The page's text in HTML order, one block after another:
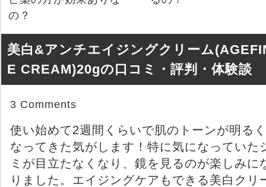
の？
美白&アンチエイジングクリーム
E CREAM)20gの口コミ・評判・体験談
3 Comments
使い始めて2週間くらいで肌のトーンが明るく
なってきた気がします！特に気になっていた
ミが目立たなくなり、鏡を見るのが楽しみに
りました。エイジングケアもできる美白クリ